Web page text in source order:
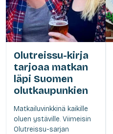
Olutreissu-kirja
tarjoaa matkan
läpi Suomen
olutkaupunkien
Matkailuvinkkinä kaikille
oluen ystäville. Viimeisin
Olutreissu-sarjan